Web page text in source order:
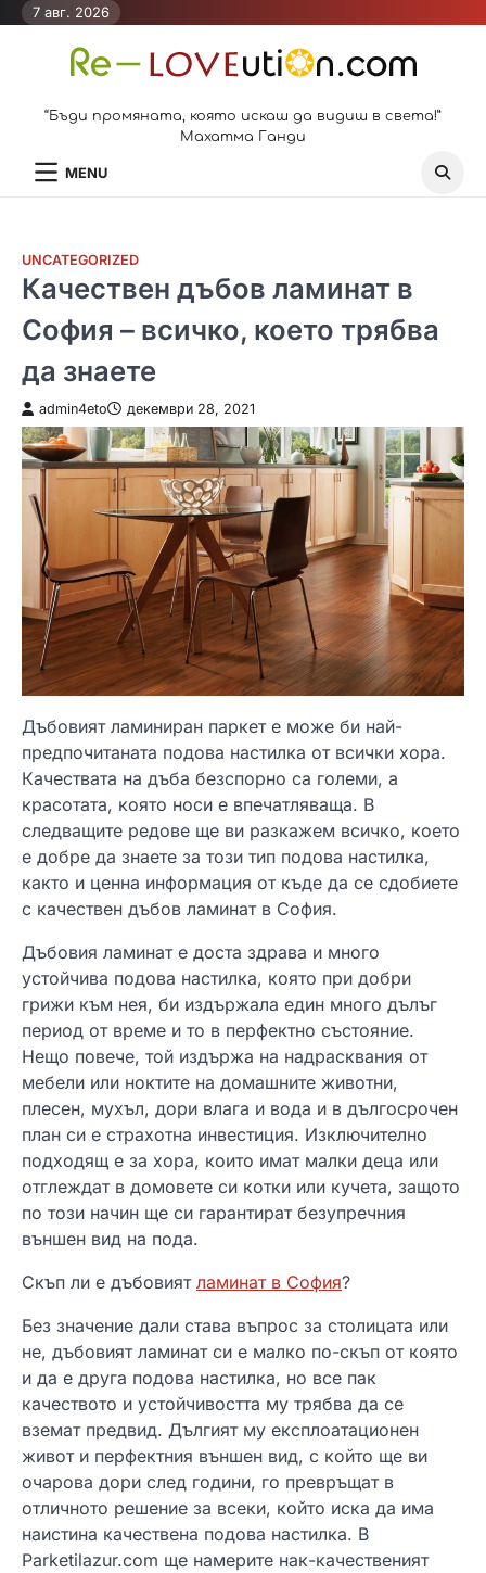
Skip7 авг. 2026
“Бъди промяната, която искаш да видиш в света!”
Махатма Ганди
MENU
UNCATEGORIZED
Качествен дъбов ламинат в
София – всичко, което трябва
да знаете
admin4eto декември 28, 2021
Дъбовият ламиниран паркет е може би най-
предпочитаната подова настилка от всички хора.
Качествата на дъба безспорно са големи, а
красотата, която носи е впечатляваща. В
следващите редове ще ви разкажем всичко, което
е добре да знаете за този тип подова настилка,
както и ценна информация от къде да се сдобиете
с качествен дъбов ламинат в София.
Дъбовия ламинат е доста здрава и много
устойчива подова настилка, която при добри
грижи към нея, би издържала един много дълъг
период от време и то в перфектно състояние.
Нещо повече, той издържа на надрасквания от
мебели или ноктите на домашните животни,
плесен, мухъл, дори влага и вода и в дългосрочен
план си е страхотна инвестиция. Изключително
подходящ е за хора, които имат малки деца или
отглеждат в домовете си котки или кучета, защото
по този начин ще си гарантират безупречния
външен вид на пода.
Скъп ли е дъбовият ламинат в София?
Без значение дали става въпрос за столицата или
не, дъбовият ламинат си е малко по-скъп от която
и да е друга подова настилка, но все пак
качеството и устойчивостта му трябва да се
вземат предвид. Дългият му експлоатационен
живот и перфектния външен вид, с който ще ви
очарова дори след години, го превръщат в
отличното решение за всеки, който иска да има
наистина качествена подова настилка. В
Parketilazur.com ще намерите нак-качественият